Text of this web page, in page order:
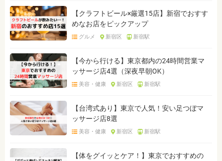
【クラフトビール×厳選15店】新宿でおすす
めなお店をピックアップ
グルメ 新宿区 新宿駅
【今から行ける】東京都内の24時間営業マ
ッサージ店4選（深夜早朝OK）
美容・健康 新宿区 新宿駅
【台湾式あり】東京で人気！安い足つぼマ
ッサージ店8選
美容・健康 新宿区 新宿駅
【体をグイッとケア！】東京でおすすめの